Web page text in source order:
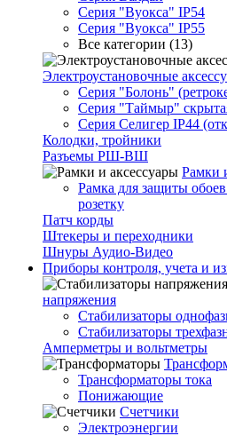
Серия "Вуокса" IP54
Серия "Вуокса" IP55
Все категории (13)
Электроустановочные
Серия "Болонь"
Серия "Таймыр"
Серия Селигер IP44
Колодки, тройники
Разъемы РШ-ВШ
Рамки
Рамка для защиты
розетку
Патч корды
Штекеры и переходники
Шнуры Аудио-Видео
Приборы контроля, учета и
напряжения
Стабилизаторы
Стабилизаторы
Амперметры и вольтметры
Трансформаторы тока
Понижающие
Счетчики
Электроэнергии